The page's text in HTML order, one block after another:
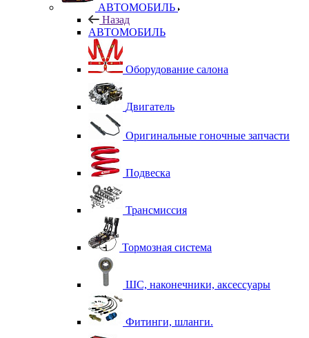
АВТОМОБИЛЬ
Назад
АВТОМОБИЛЬ
Оборудование салона
Двигатель
Оригинальные гоночные запчасти
Подвеска
Трансмиссия
Тормозная система
ШС, наконечники, аксессуары
Фитинги, шланги.